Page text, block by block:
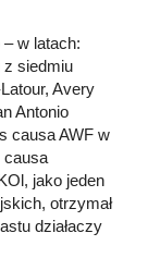
w latach:
z siedmiu
Avery
Antonio
causa AWF w
causa
jako jeden
otrzymał
działaczy